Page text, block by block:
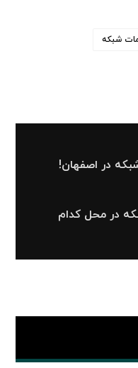
شبکه
در اصفهان!
در محل کدام